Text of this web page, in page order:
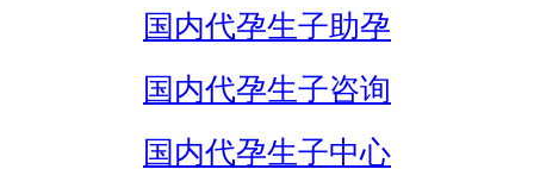
国内代孕生子助孕
国内代孕生子咨询
国内代孕生子中心